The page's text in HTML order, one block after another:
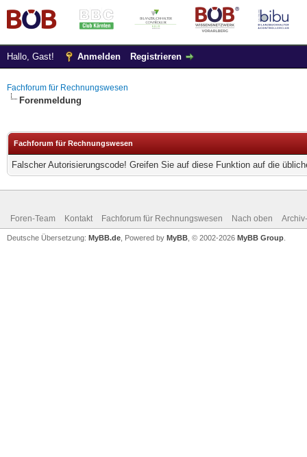
Hallo, Gast! Anmelden Registrieren
Fachforum für Rechnungswesen
Forenmeldung
Fachforum für Rechnungswesen
Falscher Autorisierungscode! Greifen Sie auf diese Funktion auf die
Foren-Team Kontakt Fachforum für Rechnungswesen Nach oben
Deutsche Übersetzung: MyBB.de , Powered by MyBB , © 2002-2026 MyBB Group